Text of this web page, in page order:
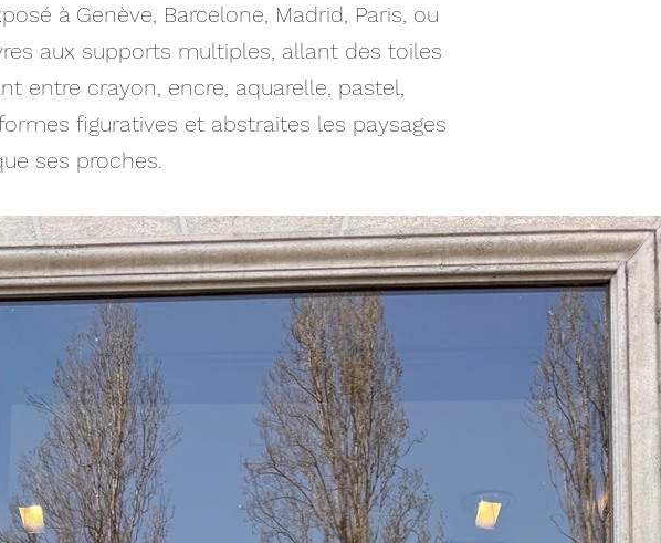
à Genève, Barcelone, Madrid, Paris, ou
aux supports multiples, allant des toiles
entre crayon, encre, aquarelle, pastel,
figuratives et abstraites les paysages
ses proches.